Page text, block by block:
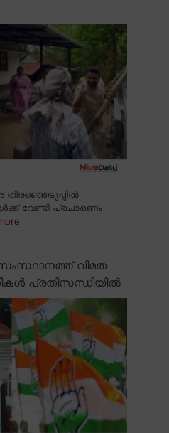
തിരഞ്ഞെടുപ്പിൽ
വേണ്ടി പ്രചാരണം
സംസ്ഥാനത്ത് വിമത
പ്രതിസന്ധിയിൽ